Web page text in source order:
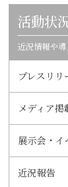
活動状
近況情報や
プレスリリ
メディア掲
展示会・イ
近況報告